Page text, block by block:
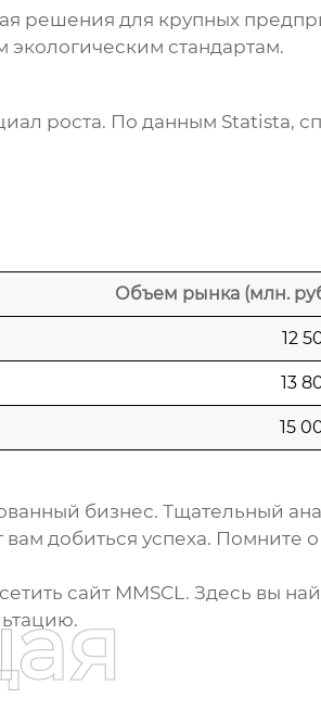
решения для крупных
экологическим стандартам.
роста. По данным Statista,
Объем рынка (млн.
12
13
15
бизнес. Тщательный
добиться успеха. Помните
сайт MMSCL. Здесь вы